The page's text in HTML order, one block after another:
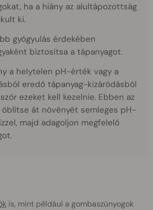
ha a hiány az alultápozottság
ki.
gyógyulás érdekében
biztosítsa a tápanyagot.
a helytelen pH-érték vagy a
eredő tápanyag-kizáródásból
ezeket kell kezelnie. Ebben az
át növényét semleges pH-
majd adagoljon megfelelő
is, mint például a gombaszúnyogok